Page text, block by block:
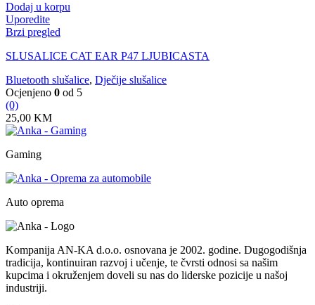
Dodaj u korpu
Uporedite
Brzi pregled
SLUSALICE CAT EAR P47 LJUBICASTA
Bluetooth slušalice, Dječije slušalice
Ocjenjeno 0 od 5
(0)
25,00 KM
Gaming
Auto oprema
Kompanija AN-KA d.o.o. osnovana je 2002. godine. Dugogodišnja
tradicija, kontinuiran razvoj i učenje, te čvrsti odnosi sa našim
kupcima i okruženjem doveli su nas do liderske pozicije u našoj
industriji.